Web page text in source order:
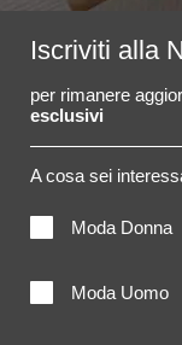
Iscriviti alla
per rimanere
esclusivi
A cosa sei
Moda Donna
Moda Uomo